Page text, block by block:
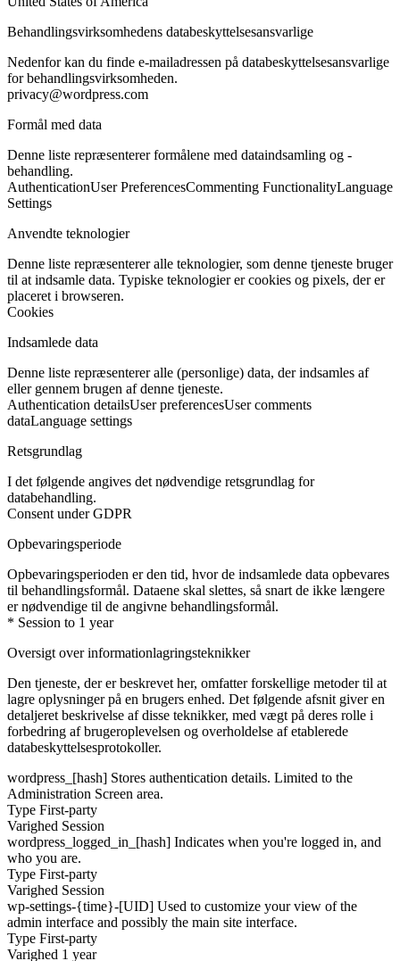
Behandlingsvirksomhedens databeskyttelsesansvarlige
Nedenfor kan du finde e-mailadressen på databeskyttelsesansvarlige
for behandlingsvirksomheden.
privacy@wordpress.com
Formål med data
Denne liste repræsenterer formålene med dataindsamling og -
behandling.
AuthenticationUser PreferencesCommenting FunctionalityLanguage
Settings
Anvendte teknologier
Denne liste repræsenterer alle teknologier, som denne tjeneste bruger
til at indsamle data. Typiske teknologier er cookies og pixels, der er
placeret i browseren.
Cookies
Indsamlede data
Denne liste repræsenterer alle (personlige) data, der indsamles af
eller gennem brugen af denne tjeneste.
Authentication detailsUser preferencesUser comments
dataLanguage settings
Retsgrundlag
I det følgende angives det nødvendige retsgrundlag for
databehandling.
Consent under GDPR
Opbevaringsperiode
Opbevaringsperioden er den tid, hvor de indsamlede data opbevares
til behandlingsformål. Dataene skal slettes, så snart de ikke længere
er nødvendige til de angivne behandlingsformål.
* Session to 1 year
Oversigt over informationlagringsteknikker
Den tjeneste, der er beskrevet her, omfatter forskellige metoder til at
lagre oplysninger på en brugers enhed. Det følgende afsnit giver en
detaljeret beskrivelse af disse teknikker, med vægt på deres rolle i
forbedring af brugeroplevelsen og overholdelse af etablerede
databeskyttelsesprotokoller.
wordpress_[hash] Stores authentication details. Limited to the
Administration Screen area.
Type First-party
Varighed Session
wordpress_logged_in_[hash] Indicates when you're logged in, and
who you are.
Type First-party
Varighed Session
wp-settings-{time}-[UID] Used to customize your view of the
admin interface and possibly the main site interface.
Type First-party
Varighed 1 year